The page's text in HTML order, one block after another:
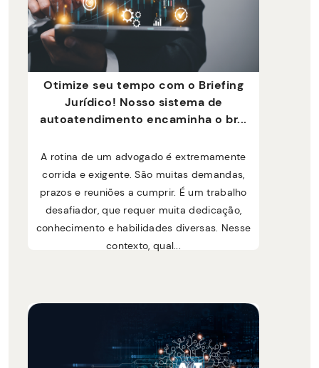
Otimize seu tempo com o Briefing
Jurídico! Nosso sistema de
autoatendimento encaminha o br...
A rotina de um advogado é extremamente
corrida e exigente. São muitas demandas,
prazos e reuniões a cumprir. É um trabalho
desafiador, que requer muita dedicação,
conhecimento e habilidades diversas. Nesse
contexto, qual...